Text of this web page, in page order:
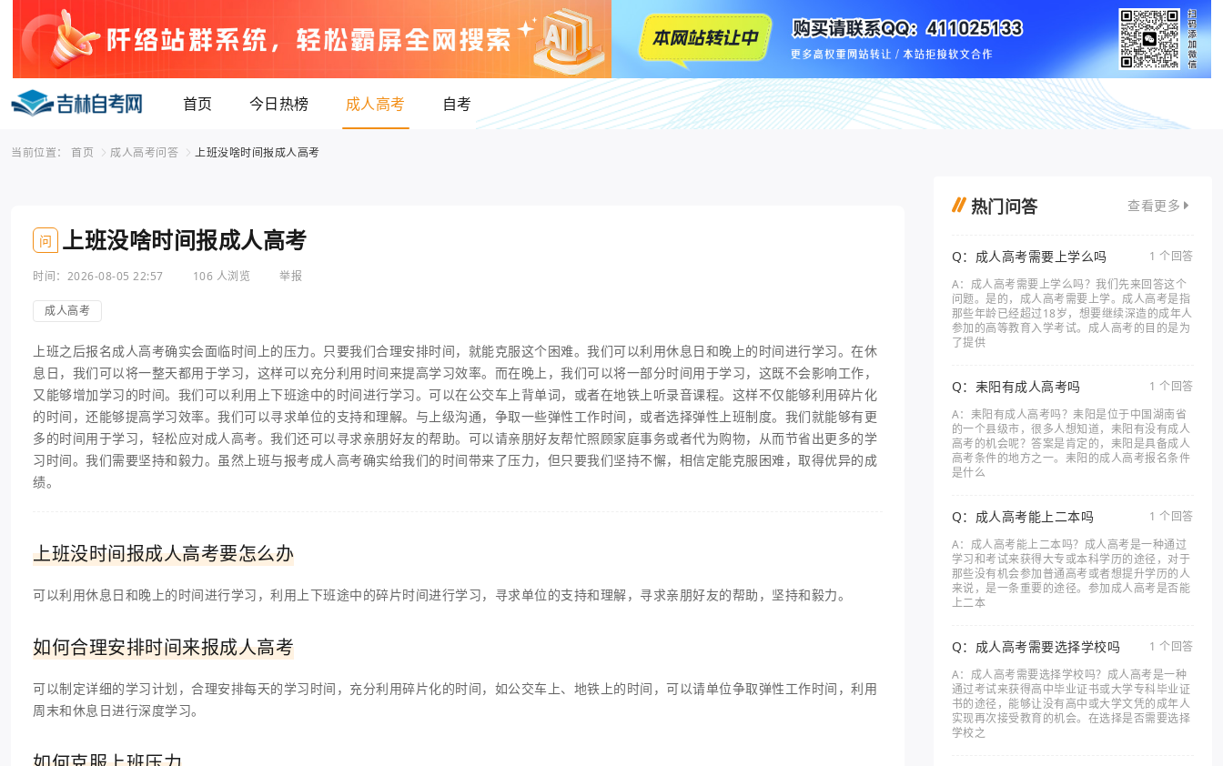
首页 今日热榜 成人高考 自考
当前位置： 首页 成人高考问答 上班没啥时间报成人高考
问 上班没啥时间报成人高考
时间：2026-08-05 22:57 106 人浏览 举报
成人高考
上班之后报名成人高考确实会面临时间上的压力。只要我们合理安排时间，就能克服这个困难。我们可以利用休息日和晚上的时间进行学习。在休
息日，我们可以将一整天都用于学习，这样可以充分利用时间来提高学习效率。而在晚上，我们可以将一部分时间用于学习，这既不会影响工作，
又能够增加学习的时间。我们可以利用上下班途中的时间进行学习。可以在公交车上背单词，或者在地铁上听录音课程。这样不仅能够利用碎片化
的时间，还能够提高学习效率。我们可以寻求单位的支持和理解。与上级沟通，争取一些弹性工作时间，或者选择弹性上班制度。我们就能够有更
多的时间用于学习，轻松应对成人高考。我们还可以寻求亲朋好友的帮助。可以请亲朋好友帮忙照顾家庭事务或者代为购物，从而节省出更多的学
习时间。我们需要坚持和毅力。虽然上班与报考成人高考确实给我们的时间带来了压力，但只要我们坚持不懈，相信定能克服困难，取得优异的成
绩。
上班没时间报成人高考要怎么办
可以利用休息日和晚上的时间进行学习，利用上下班途中的碎片时间进行学习，寻求单位的支持和理解，寻求亲朋好友的帮助，坚持和毅力。
如何合理安排时间来报成人高考
可以制定详细的学习计划，合理安排每天的学习时间，充分利用碎片化的时间，如公交车上、地铁上的时间，可以请单位争取弹性工作时间，利用
周末和休息日进行深度学习。
热门问答 查看更多
Q：成人高考需要上学么吗
1 个回答
A：成人高考需要上学么吗？我们先来回答这个
问题。是的，成人高考需要上学。成人高考是指
那些年龄已经超过18岁，想要继续深造的成年人
参加的高等教育入学考试。成人高考的目的是为
了提供
Q：耒阳有成人高考吗
1 个回答
A：耒阳有成人高考吗？耒阳是位于中国湖南省
的一个县级市，很多人想知道，耒阳有没有成人
高考的机会呢？答案是肯定的，耒阳是具备成人
高考条件的地方之一。耒阳的成人高考报名条件
是什么
Q：成人高考能上二本吗
1 个回答
A：成人高考能上二本吗？成人高考是一种通过
学习和考试来获得大专或本科学历的途径，对于
那些没有机会参加普通高考或者想提升学历的人
来说，是一条重要的途径。参加成人高考是否能
上二本
Q：成人高考需要选择学校吗
1 个回答
A：成人高考需要选择学校吗？成人高考是一种
通过考试来获得高中毕业证书或大学专科毕业证
书的途径，能够让没有高中或大学文凭的成年人
实现再次接受教育的机会。在选择是否需要选择
学校之